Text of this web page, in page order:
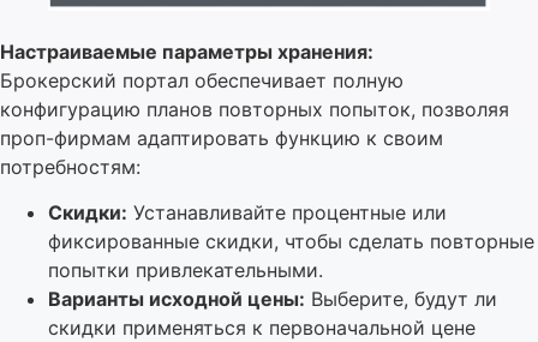
Настраиваемые параметры хранения:
Брокерский портал обеспечивает полную
конфигурацию планов повторных попыток, позволяя
проп-фирмам адаптировать функцию к своим
потребностям:
Скидки: Устанавливайте процентные или
фиксированные скидки, чтобы сделать повторные
попытки привлекательными.
Варианты исходной цены: Выберите, будут ли
скидки применяться к первоначальной цене